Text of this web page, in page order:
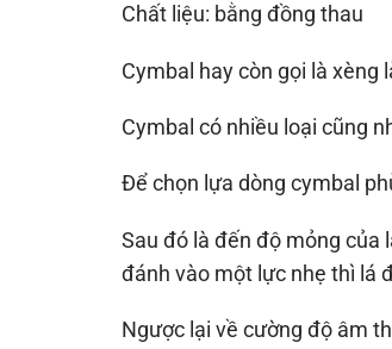
Chất liệu: bằng đồng thau
Cymbal hay còn gọi là xèng
Cymbal có nhiều loại cũng
Để chọn lựa dòng cymbal
Sau đó là đến độ mỏng của
đánh vào một lực nhẹ thì lá
Ngược lại về cường độ âm